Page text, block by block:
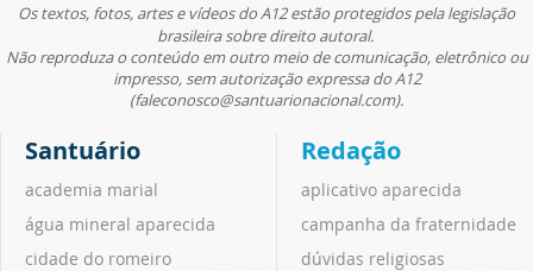
Os textos, fotos, artes e vídeos do A12 estão protegidos pela legislação
brasileira sobre direito autoral.
Não reproduza o conteúdo em outro meio de comunicação, eletrônico ou
impresso, sem autorização expressa do A12
(faleconosco@santuarionacional.com).
Santuário
academia marial
água mineral aparecida
cidade do romeiro
Redação
aplicativo aparecida
campanha da fraternidade
dúvidas religiosas